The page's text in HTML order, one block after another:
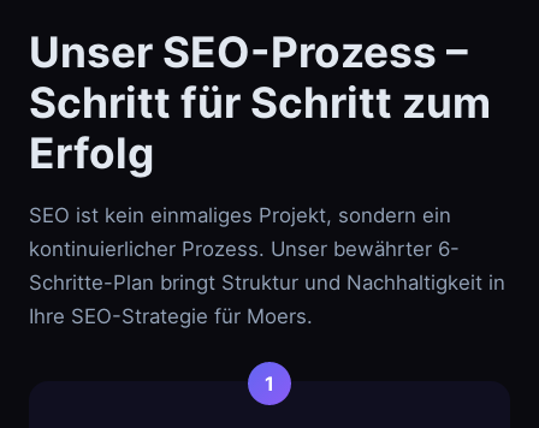
Unser SEO-Prozess –
Schritt für Schritt zum
Erfolg
SEO ist kein einmaliges Projekt, sondern ein
kontinuierlicher Prozess. Unser bewährter 6-
Schritte-Plan bringt Struktur und Nachhaltigkeit in
Ihre SEO-Strategie für Moers.